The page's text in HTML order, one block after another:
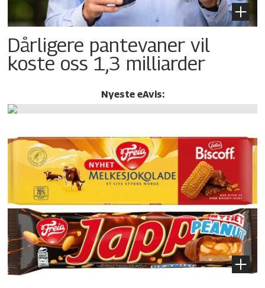
Dårligere pantevaner vil
koste oss 1,3 milliarder
Nyeste eAvis: